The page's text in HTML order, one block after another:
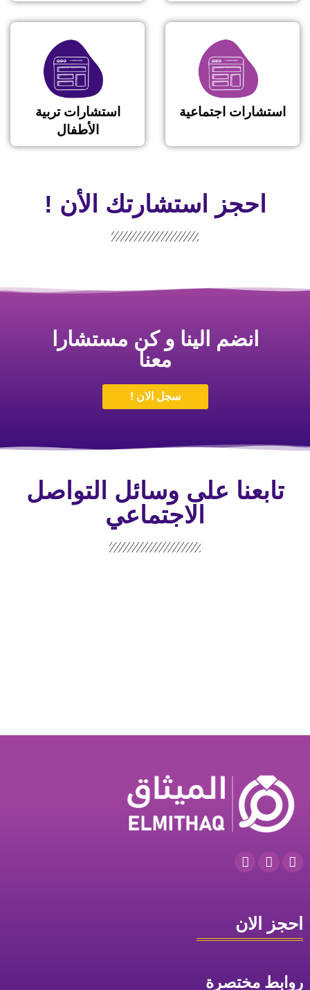
استشارات اجتماعية
استشارات تربية
الأطفال
احجز استشارتك الأن !
انضم الينا و كن مستشارا
معنا
سجل الان !
تابعنا على وسائل التواصل
الاجتماعي
احجز الان
روابط مختصرة